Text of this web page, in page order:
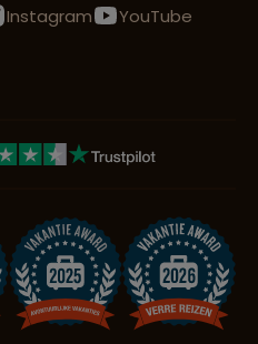
Instagram
YouTube